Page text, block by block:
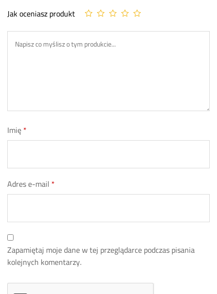
Jak oceniasz produkt
Imię*
Adres e-mail *
Zapamiętaj moje dane w tej przeglądarce podczas pisania
kolejnych komentarzy.